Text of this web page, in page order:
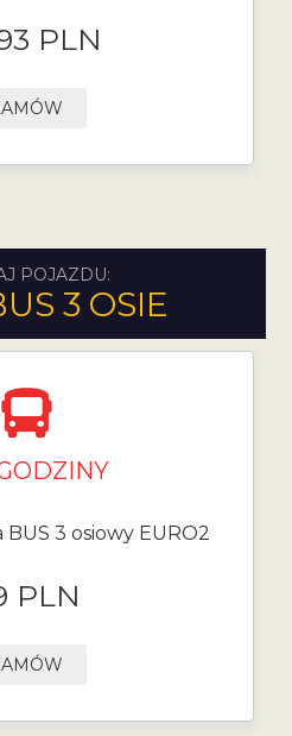
PLN
POJAZDU:
3 OSIE
3 osiowy EURO2
PLN